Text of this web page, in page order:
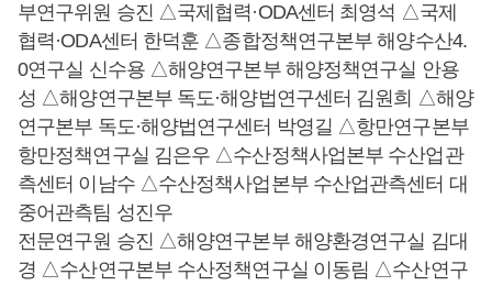
부연구위원 승진 △국제협력·ODA센터 최영석 △국제
협력·ODA센터 한덕훈 △종합정책연구본부 해양수산4.
0연구실 신수용 △해양연구본부 해양정책연구실 안용
성 △해양연구본부 독도·해양법연구센터 김원희 △해양
연구본부 독도·해양법연구센터 박영길 △항만연구본부
항만정책연구실 김은우 △수산정책사업본부 수산업관
측센터 이남수 △수산정책사업본부 수산업관측센터 대
중어관측팀 성진우
전문연구원 승진 △해양연구본부 해양환경연구실 김대
경 △수산연구본부 수산정책연구실 이동림 △수산연구